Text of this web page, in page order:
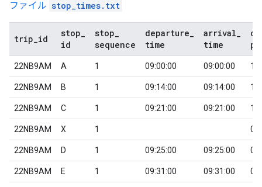
ファイル stop_times.txt
trip id
stop
id
stop
sequence
departure
time
arrival
time
22NB9AM A 1 09:00:00 09:00:00 1
22NB9AM B 1 09:14:00 09:14:00 1
22NB9AM C 1 09:21:00 09:21:00 1
22NB9AM X 1 0
22NB9AM D 1 09:25:00 09:25:00 0
22NB9AM E 1 09:31:00 09:31:00 0